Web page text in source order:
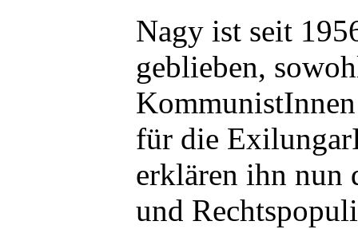
Nagy ist seit
geblieben,
für die
erklären ihn nun
und